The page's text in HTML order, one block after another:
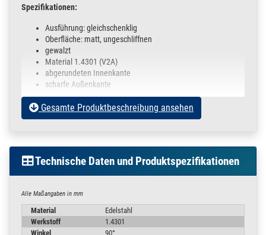
Spezifikationen:
Ausführung: gleichschenklig
Oberfläche: matt, ungeschliffnen
gewalzt
Material 1.4301 (V2A)
abgerundeten Innenkante
scharfe Außenkante
Angegeben ist die Schenkellänge und die Materialstärke.
die unterschiedlichen Abmessungen
Ihre gewünschte Stückzahl
wählen.
Die Längentoleranz beträgt +/- 3 mm
Außerdem finden Sie eine Fülle an Rohren und Profilen
Gesamte Produktbeschreibung ansehen
Technische Daten und Produktspezifikationen
Alle Maßangaben in mm
Material
Edelstahl
Werkstoff
1.4301
Winkel
90°